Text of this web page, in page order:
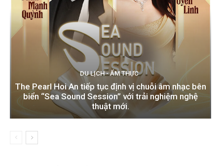
DU LỊCH - ẨM THỰC
The Pearl Hoi An tiếp tục định vị chuỗi âm nhạc bên
biển “Sea Sound Session” với trải nghiệm nghệ
thuật mới.